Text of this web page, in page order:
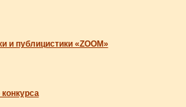
и публицистики «ZOOM»